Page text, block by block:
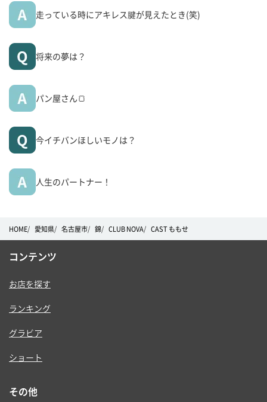
走っている時にアキレス腱が見えたとき(笑)
将来の夢は？
パン屋さん🍞
今イチバンほしいモノは？
人生のパートナー！
HOME 愛知県 名古屋市 錦 CLUB NOVA CAST ももせ
コンテンツ
お店を探す
ランキング
グラビア
ショート
その他